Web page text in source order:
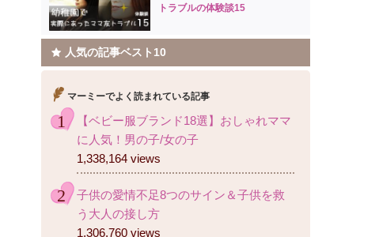
トラブルの体験談15
人気の記事ベスト10
マーミーでよく読まれている記事
【ベビー服ブランド18選】おしゃれママ
に人気！男の子/女の子
1,338,164 views
子供の愛情不足8つのサイン＆子供を救
う大人の接し方
1,306,760 views